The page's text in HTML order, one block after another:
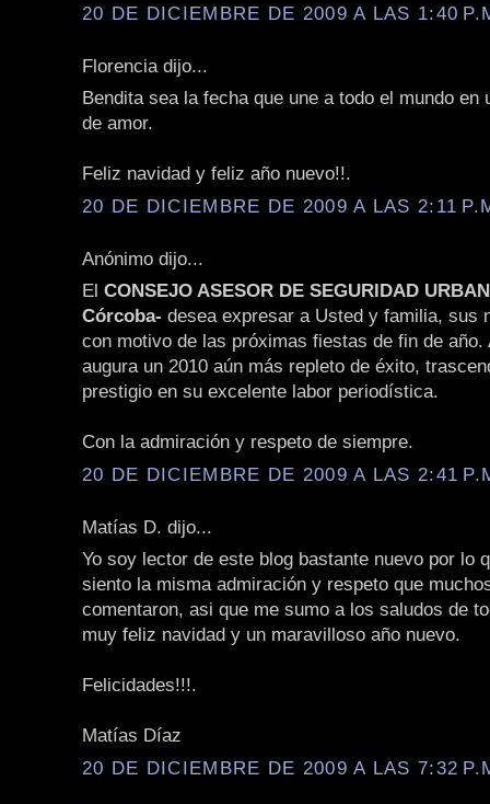
20 DE DICIEMBRE DE 2009 A LAS 1:40
Florencia dijo...
Bendita sea la fecha que une a todo el mundo en
de amor.
Feliz navidad y feliz año nuevo!!.
20 DE DICIEMBRE DE 2009 A LAS 2:11
Anónimo dijo...
El CONSEJO ASESOR DE SEGURIDAD
Córcoba- desea expresar a Usted y familia, sus
con motivo de las próximas fiestas de fin de año.
augura un 2010 aún más repleto de éxito,
prestigio en su excelente labor periodística.
Con la admiración y respeto de siempre.
20 DE DICIEMBRE DE 2009 A LAS 2:41
Matías D. dijo...
Yo soy lector de este blog bastante nuevo por lo
siento la misma admiración y respeto que
comentaron, asi que me sumo a los saludos de
muy feliz navidad y un maravilloso año nuevo.
Felicidades!!!.
Matías Díaz
20 DE DICIEMBRE DE 2009 A LAS 7:32